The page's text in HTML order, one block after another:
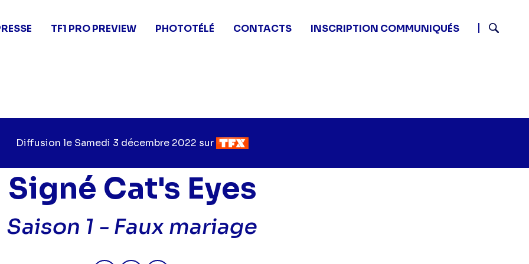
TF1 PRO PREVIEW PHOTOTÉLÉ CONTACTS
INSCRIPTION COMMUNIQUÉS
Diffusion le Jour
diffusion
Samedi 3 décembre 2022 sur Chaîne
diffusion
Signé Cat's Eyes
Saison 1 - Faux mariage